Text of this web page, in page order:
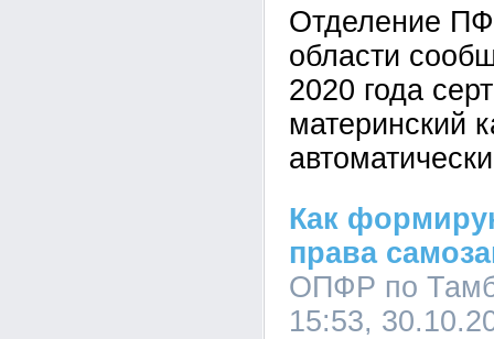
Отделение
области
2020 года
материнский
Как
права
ОПФР по
15:53,